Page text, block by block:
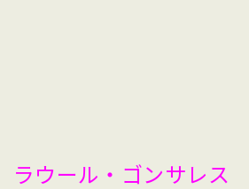
ラウール・ゴンサレス